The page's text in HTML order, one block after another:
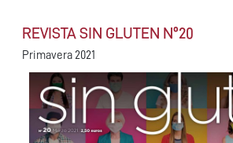
REVISTA SIN GLUTEN Nº20
Primavera 2021